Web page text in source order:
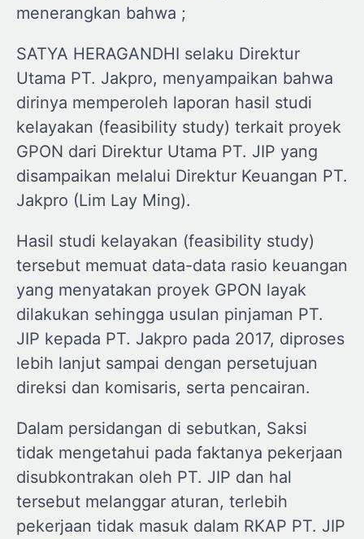
menerangkan bahwa ;
SATYA HERAGANDHI selaku Direktur
Utama PT. Jakpro, menyampaikan bahwa
dirinya memperoleh laporan hasil studi
kelayakan (feasibility study) terkait proyek
GPON dari Direktur Utama PT. JIP yang
disampaikan melalui Direktur Keuangan PT.
Jakpro (Lim Lay Ming).
Hasil studi kelayakan (feasibility study)
tersebut memuat data-data rasio keuangan
yang menyatakan proyek GPON layak
dilakukan sehingga usulan pinjaman PT.
JIP kepada PT. Jakpro pada 2017, diproses
lebih lanjut sampai dengan persetujuan
direksi dan komisaris, serta pencairan.
Dalam persidangan di sebutkan, Saksi
tidak mengetahui pada faktanya pekerjaan
disubkontrakan oleh PT. JIP dan hal
tersebut melanggar aturan, terlebih
pekerjaan tidak masuk dalam RKAP PT. JIP